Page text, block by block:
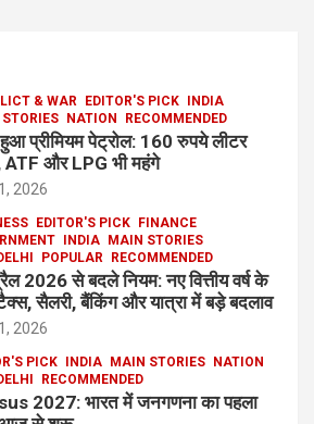
& WAR EDITOR'S PICK
INDIA
NATION RECOMMENDED
प्रीमियम पेट्रोल: 160 रुपये लीटर
ATF और LPG भी महंगे
2026
EDITOR'S PICK
FINANCE
INDIA
MAIN STORIES
POPULAR RECOMMENDED
2026 से बदले नियम: नए वित्तीय वर्ष के
सैलरी, बैंकिंग और यात्रा में बड़े बदलाव
2026
PICK INDIA MAIN STORIES
NATION
RECOMMENDED
2027: भारत में जनगणना का पहला